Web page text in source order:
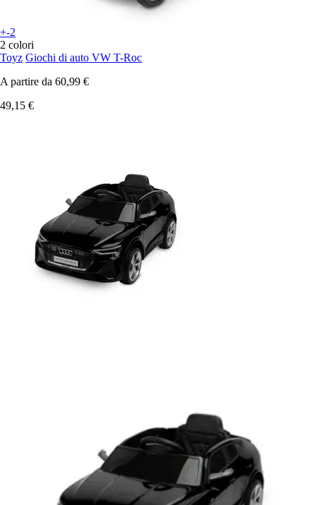
+-2
2 colori
Toyz Giochi di auto VW T-Roc
A partire da 60,99 €
49,15 €